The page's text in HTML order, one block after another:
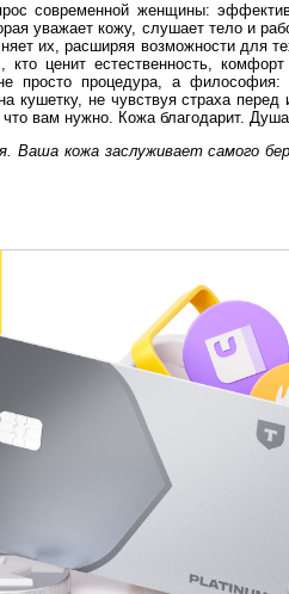
современной женщины:
уважает кожу, слушает тело и
их, расширяя возможности для
ценит естественность, комфорт
просто процедура, а философия:
кушетку, не чувствуя страха
вам нужно. Кожа благодарит.
Ваша кожа заслуживает самого